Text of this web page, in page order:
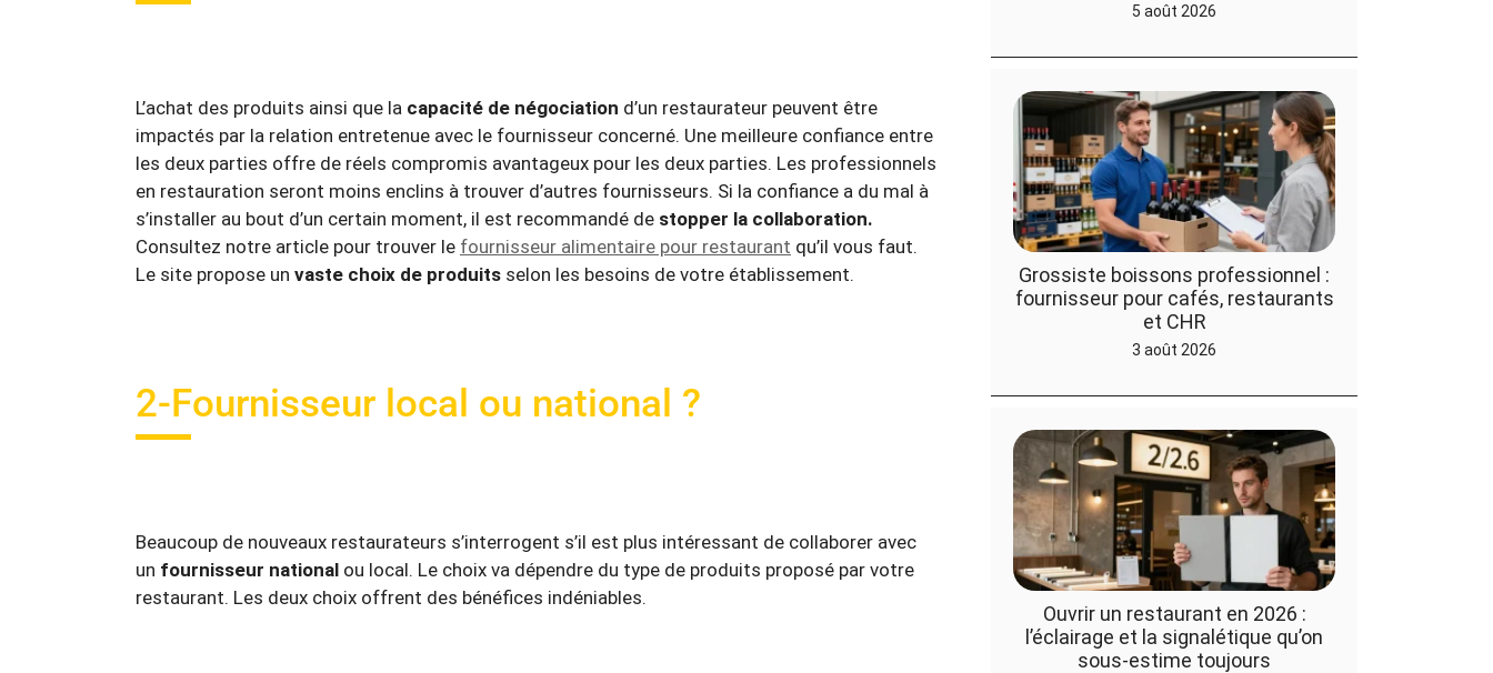
L’achat des produits ainsi que la capacité de négociation d’un restaurateur peuvent être
impactés par la relation entretenue avec le fournisseur concerné. Une meilleure confiance entre
les deux parties offre de réels compromis avantageux pour les deux parties. Les professionnels
en restauration seront moins enclins à trouver d’autres fournisseurs. Si la confiance a du mal à
s’installer au bout d’un certain moment, il est recommandé de stopper la collaboration.
Consultez notre article pour trouver le fournisseur alimentaire pour restaurant qu’il vous faut.
Le site propose un vaste choix de produits selon les besoins de votre établissement.
2-Fournisseur local ou national ?
Beaucoup de nouveaux restaurateurs s’interrogent s’il est plus intéressant de collaborer avec
un fournisseur national ou local. Le choix va dépendre du type de produits proposé par votre
restaurant. Les deux choix offrent des bénéfices indéniables.
5 août 2026
Grossiste boissons professionnel :
fournisseur pour cafés, restaurants
et CHR
3 août 2026
Ouvrir un restaurant en 2026 :
l’éclairage et la signalétique qu’on
sous-estime toujours